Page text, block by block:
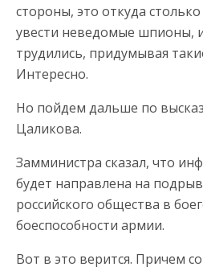
стороны, это откуда
увести неведомые шпионы,
трудились, придумывая
Интересно.
Но пойдем дальше по
Цаликова.
Замминистра сказал, что
будет направлена на
российского общества в
боеспособности армии.
Вот в это верится. Причем